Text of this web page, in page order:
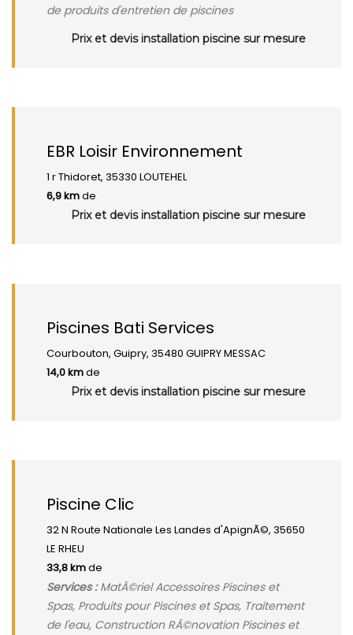
de produits d'entretien de piscines
Prix et devis installation piscine sur mesure
EBR Loisir Environnement
1 r Thidoret, 35330 LOUTEHEL
6,9 kmde
Prix et devis installation piscine sur mesure
Piscines Bati Services
Courbouton, Guipry, 35480 GUIPRY MESSAC
14,0 kmde
Prix et devis installation piscine sur mesure
Piscine Clic
32 N Route Nationale Les Landes d'ApignÃ©, 35650
LE RHEU
33,8 kmde
Services :MatÃ©riel Accessoires Piscines et
Spas, Produits pour Piscines et Spas, Traitement
de l'eau, Construction RÃ©novation Piscines et